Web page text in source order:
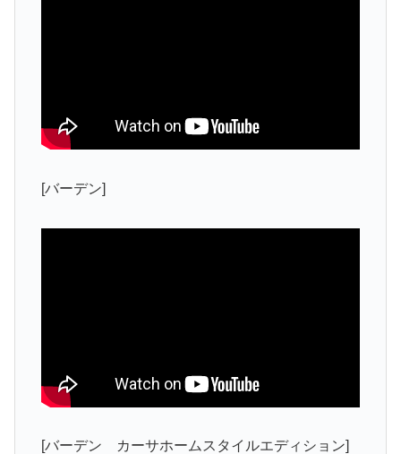
[バーデン]
[バーデン カーサホームスタイルエディション]